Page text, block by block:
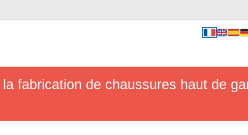
fabrication de chaussures haut de